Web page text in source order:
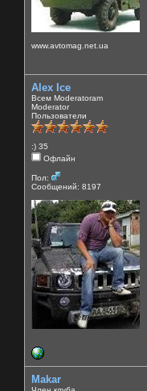
www.avtomag.net.ua
Alex Ice
Всем Moderatoram
Moderator
Пользователи
:) 35
Офлайн
Пол:
Сообщений: 8197
Makar